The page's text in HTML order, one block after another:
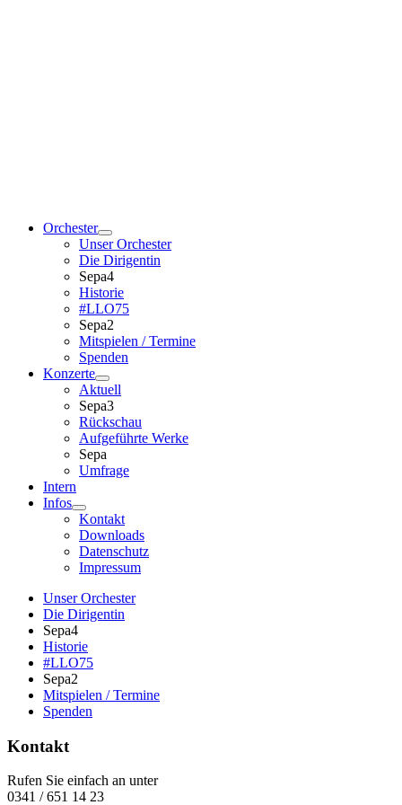
Orchester
Unser Orchester
Die Dirigentin
Sepa4
Historie
#LLO75
Sepa2
Mitspielen / Termine
Spenden
Konzerte
Aktuell
Sepa3
Rückschau
Aufgeführte Werke
Sepa
Umfrage
Intern
Infos
Kontakt
Downloads
Datenschutz
Impressum
Unser Orchester
Die Dirigentin
Sepa4
Historie
#LLO75
Sepa2
Mitspielen / Termine
Spenden
Kontakt
Rufen Sie einfach an unter
0341 / 651 14 23